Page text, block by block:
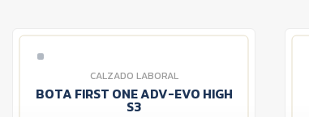
CALZADO LABORAL
BOTA FIRST ONE ADV-EVO HIGH
S3